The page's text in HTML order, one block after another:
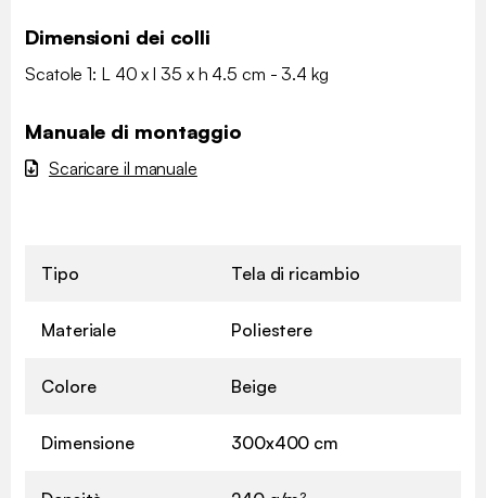
Dimensioni dei colli
Scatole 1: L 40 x l 35 x h 4.5 cm - 3.4 kg
Manuale di montaggio
Scaricare il manuale
Tipo Tela di ricambio
Materiale Poliestere
Colore Beige
Dimensione 300x400 cm